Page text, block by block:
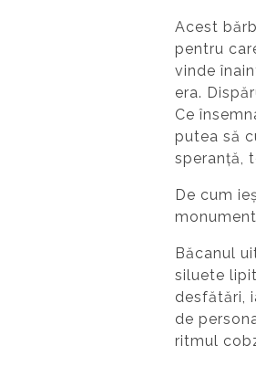
Acest
pentru
vinde
era.
Ce
putea să
speranță,
De cum
Băcanul
siluete
desfătări,
de
ritmul